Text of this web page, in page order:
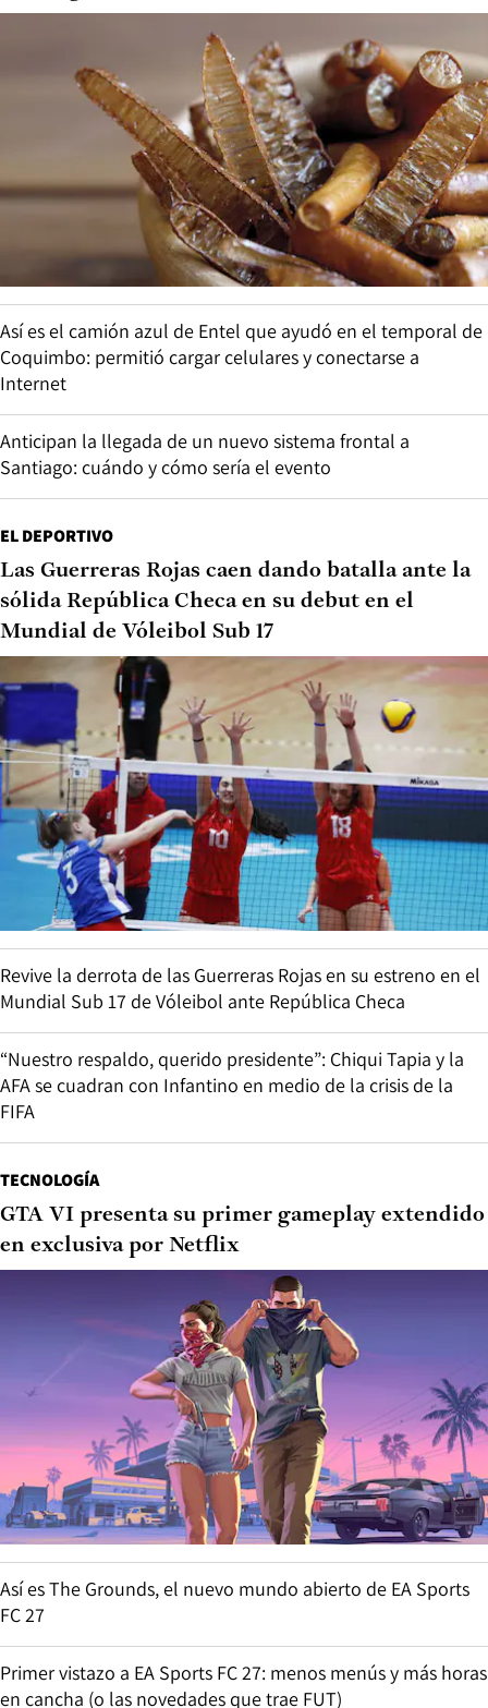
Así es el camión azul de Entel que ayudó en el temporal de
Coquimbo: permitió cargar celulares y conectarse a
Internet
Anticipan la llegada de un nuevo sistema frontal a
Santiago: cuándo y cómo sería el evento
EL DEPORTIVO
Las Guerreras Rojas caen dando batalla ante la
sólida República Checa en su debut en el
Mundial de Vóleibol Sub 17
Revive la derrota de las Guerreras Rojas en su estreno en el
Mundial Sub 17 de Vóleibol ante República Checa
“Nuestro respaldo, querido presidente”: Chiqui Tapia y la
AFA se cuadran con Infantino en medio de la crisis de la
FIFA
TECNOLOGÍA
GTA VI presenta su primer gameplay extendido
en exclusiva por Netflix
Así es The Grounds, el nuevo mundo abierto de EA Sports
FC 27
Primer vistazo a EA Sports FC 27: menos menús y más horas
en cancha (o las novedades que trae FUT)